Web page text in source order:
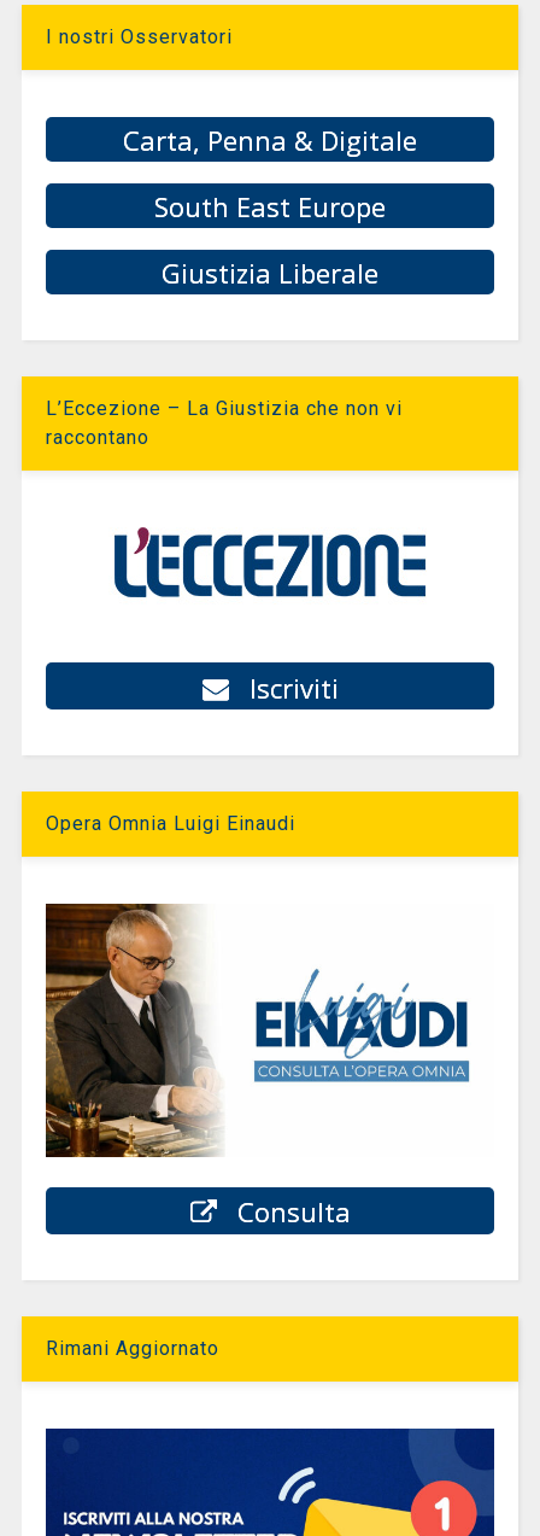
I nostri Osservatori
Carta, Penna & Digitale
South East Europe
Giustizia Liberale
L’Eccezione – La Giustizia che non vi
raccontano
Iscriviti
Opera Omnia Luigi Einaudi
Consulta
Rimani Aggiornato